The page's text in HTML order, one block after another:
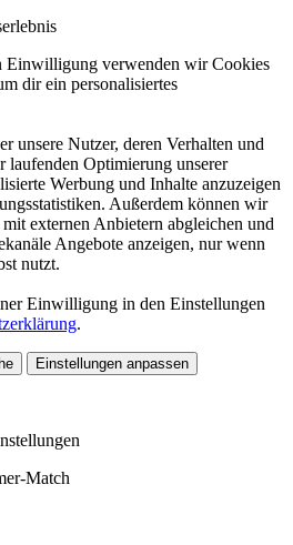
Einwilligung verwenden wir Cookies
dir ein personalisiertes
unsere Nutzer, deren Verhalten und
laufenden Optimierung unserer
Werbung und Inhalte anzuzeigen
Außerdem können wir
externen Anbietern abgleichen und
Angebote anzeigen, nur wenn
nutzt.
Einwilligung in den Einstellungen
.
Einstellungen anpassen
Match